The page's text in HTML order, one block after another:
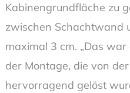
Kabinengrundfläche zu
zwischen Schachtwand
maximal 3 cm. „Das
der Montage, die von
hervorragend gelöst